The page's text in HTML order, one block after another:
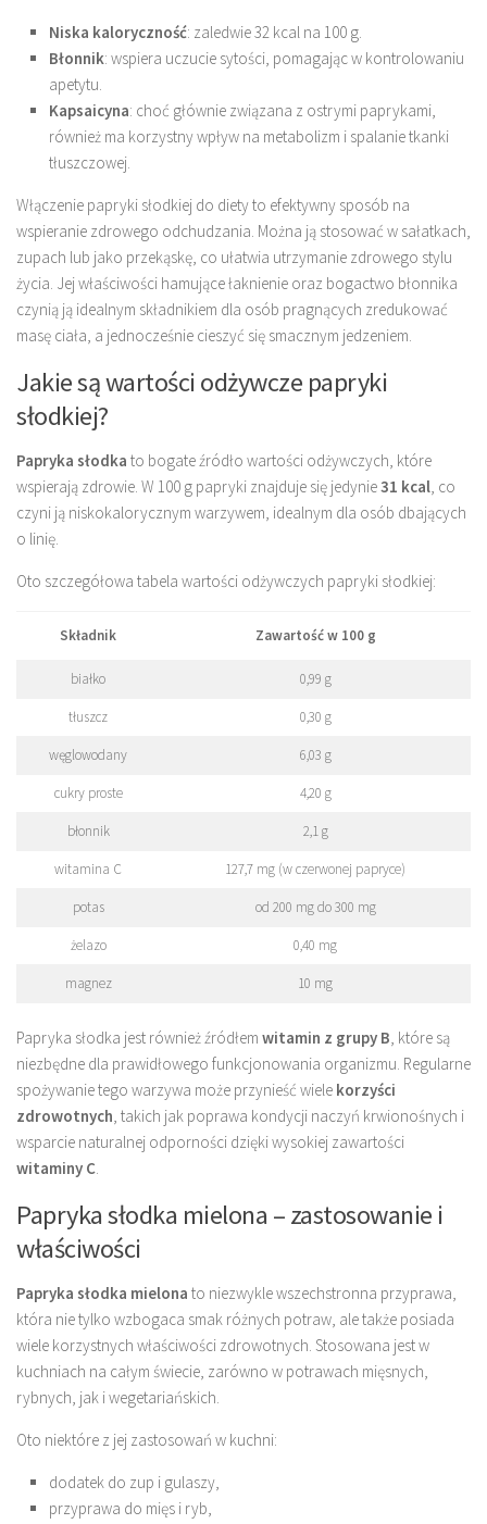
Niska kaloryczność: zaledwie 32 kcal na 100 g.
Błonnik: wspiera uczucie sytości, pomagając w kontrolowaniu
apetytu.
Kapsaicyna: choć głównie związana z ostrymi paprykami,
również ma korzystny wpływ na metabolizm i spalanie tkanki
tłuszczowej.
Włączenie papryki słodkiej do diety to efektywny sposób na
wspieranie zdrowego odchudzania. Można ją stosować w sałatkach,
zupach lub jako przekąskę, co ułatwia utrzymanie zdrowego stylu
życia. Jej właściwości hamujące łaknienie oraz bogactwo błonnika
czynią ją idealnym składnikiem dla osób pragnących zredukować
masę ciała, a jednocześnie cieszyć się smacznym jedzeniem.
Jakie są wartości odżywcze papryki
słodkiej?
Papryka słodka to bogate źródło wartości odżywczych, które
wspierają zdrowie. W 100 g papryki znajduje się jedynie31 kcal, co
czyni ją niskokalorycznym warzywem, idealnym dla osób dbających
o linię.
Oto szczegółowa tabela wartości odżywczych papryki słodkiej:
Składnik Zawartość w 100 g
białko 0,99 g
tłuszcz 0,30 g
węglowodany 6,03 g
cukry proste 4,20 g
błonnik 2,1 g
witamina C 127,7 mg (w czerwonej papryce)
potas od 200 mg do 300 mg
żelazo 0,40 mg
magnez 10 mg
Papryka słodka jest również źródłem witamin z grupy B, które są
niezbędne dla prawidłowego funkcjonowania organizmu. Regularne
spożywanie tego warzywa może przynieść wiele korzyści
zdrowotnych, takich jak poprawa kondycji naczyń krwionośnych i
wsparcie naturalnej odporności dzięki wysokiej zawartości
witaminy C.
Papryka słodka mielona – zastosowanie i
właściwości
Papryka słodka mielona to niezwykle wszechstronna przyprawa,
która nie tylko wzbogaca smak różnych potraw, ale także posiada
wiele korzystnych właściwości zdrowotnych. Stosowana jest w
kuchniach na całym świecie, zarówno w potrawach mięsnych,
rybnych, jak i wegetariańskich.
Oto niektóre z jej zastosowań w kuchni:
dodatek do zup i gulaszy,
przyprawa do mięs i ryb,